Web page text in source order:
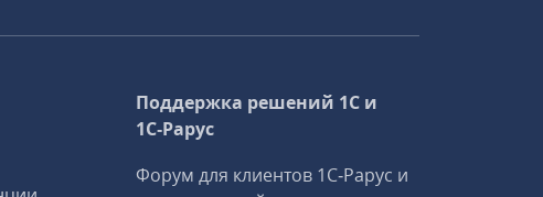
Поддержка решений 1С и
1С‑Рарус
Форум для клиентов 1С‑Рарус и